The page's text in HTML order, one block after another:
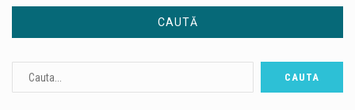
CAUTĂ